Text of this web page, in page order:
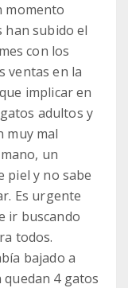
momento
han subido el
con los
ventas en la
implicar en
adultos y
muy mal
un
piel y no sabe
Es urgente
ir buscando
todos.
bajado a
quedan 4 gatos